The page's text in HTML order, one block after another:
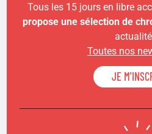
Tous les 15 jours en libre
propose une sélection de
Toutes nos
JE